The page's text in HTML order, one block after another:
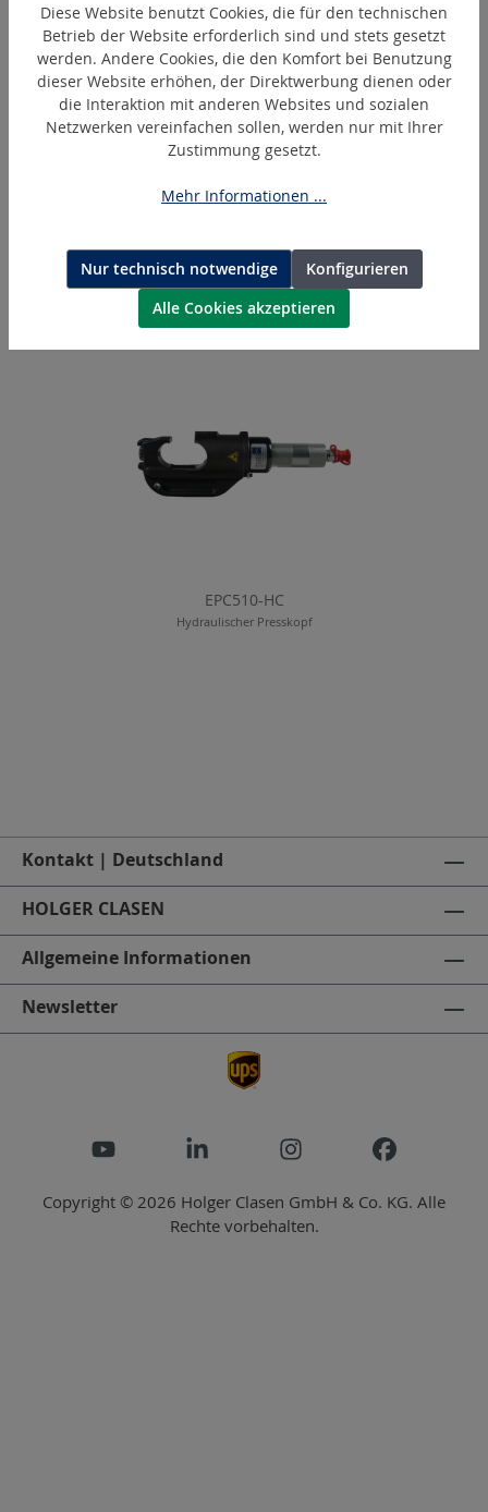
TR-25-2
Produktgalerie überspringen
Ähnliche Artikel
EPC510-HC
Hydraulischer Presskopf
Kontakt | Deutschland
HOLGER CLASEN
Allgemeine Informationen
Newsletter
Copyright © 2026 Holger Clasen GmbH & Co. KG. Alle
Rechte vorbehalten.
Diese Website benutzt Cookies, die für den technischen
Betrieb der Website erforderlich sind und stets gesetzt
werden. Andere Cookies, die den Komfort bei Benutzung
dieser Website erhöhen, der Direktwerbung dienen oder
die Interaktion mit anderen Websites und sozialen
Netzwerken vereinfachen sollen, werden nur mit Ihrer
Zustimmung gesetzt.
Mehr Informationen ...
Nur technisch notwendige
Konfigurieren
Alle Cookies akzeptieren